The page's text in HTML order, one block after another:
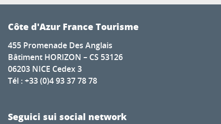
Côte d'Azur France Tourisme
455 Promenade Des Anglais
Bâtiment HORIZON – CS 53126
06203 NICE Cedex 3
Tél : +33 (0)4 93 37 78 78
Seguici sui social network